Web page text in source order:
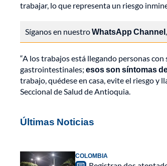
trabajar, lo que representa un riesgo
Síganos en nuestroWhatsApp Channel
“A los trabajos está llegando personas
gastrointestinales; esos son síntomas
trabajo, quédese en casa, evite el riesgo y
Seccional de Salud de Antioquia.
Últimas Noticias
COLOMBIA